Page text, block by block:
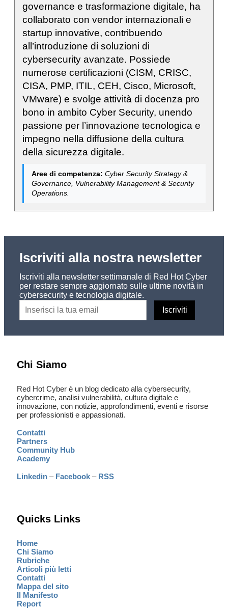
governance e trasformazione digitale, ha
collaborato con vendor internazionali e
startup innovative, contribuendo
all’introduzione di soluzioni di
cybersecurity avanzate. Possiede
numerose certificazioni (CISM, CRISC,
CISA, PMP, ITIL, CEH, Cisco, Microsoft,
VMware) e svolge attività di docenza pro
bono in ambito Cyber Security, unendo
passione per l’innovazione tecnologica e
impegno nella diffusione della cultura
della sicurezza digitale.
Aree di competenza: Cyber Security Strategy &
Governance, Vulnerability Management & Security
Operations.
Iscriviti alla nostra newsletter
Iscriviti alla newsletter settimanale di Red Hot Cyber
per restare sempre aggiornato sulle ultime novità in
cybersecurity e tecnologia digitale.
Chi Siamo
Red Hot Cyber è un blog dedicato alla cybersecurity,
cybercrime, analisi vulnerabilità, cultura digitale e
innovazione, con notizie, approfondimenti, eventi e risorse
per professionisti e appassionati.
Contatti
Partners
Community Hub
Academy
Linkedin – Facebook – RSS
Quicks Links
Home
Chi Siamo
Rubriche
Articoli più letti
Contatti
Mappa del sito
Il Manifesto
Report